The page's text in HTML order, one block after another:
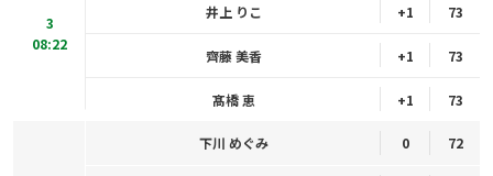
3
08:22
井上 りこ +1 73
齊藤 美香 +1 73
髙橋 恵 +1 73
下川 めぐみ 0 72